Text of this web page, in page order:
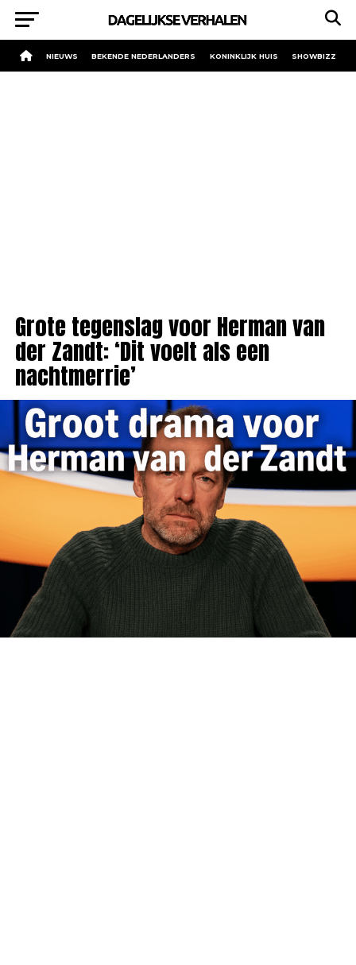
NIEUWS BEKENDE NEDERLANDERS KONINKLIJK HUIS SHOWBIZZ
Grote tegenslag voor Herman van
der Zandt: ‘Dit voelt als een
nachtmerrie’